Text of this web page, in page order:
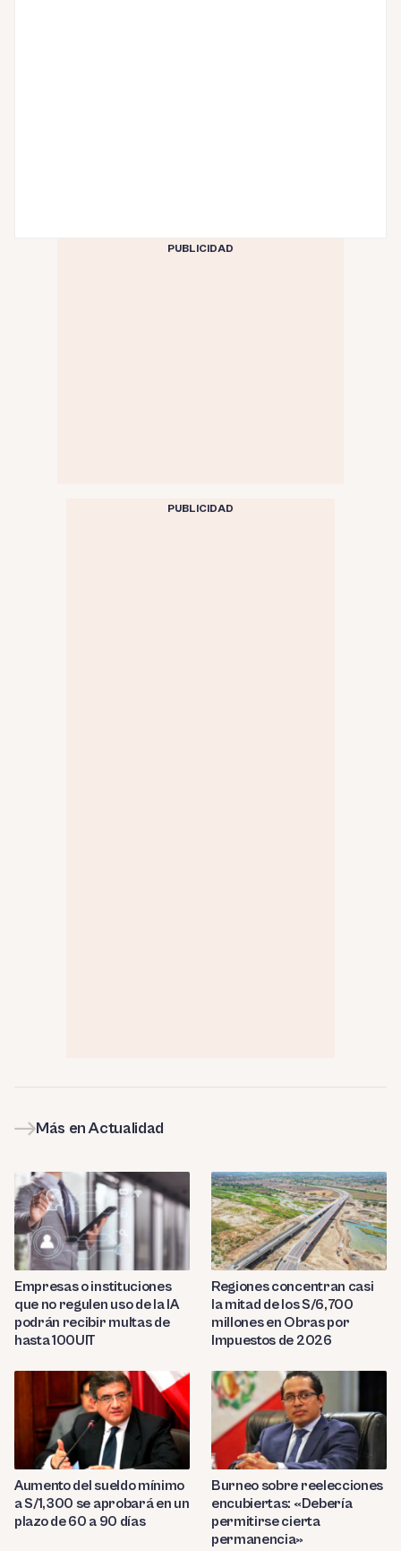
PUBLICIDAD
PUBLICIDAD
Más en Actualidad
Empresas o instituciones
que no regulen uso de la IA
podrán recibir multas de
hasta 100UIT
Regiones concentran casi
la mitad de los S/6,700
millones en Obras por
Impuestos de 2026
Aumento del sueldo mínimo
a S/1,300 se aprobará en un
plazo de 60 a 90 días
Burneo sobre reelecciones
encubiertas: «Debería
permitirse cierta
permanencia»